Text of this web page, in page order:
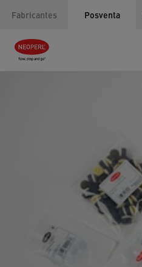
Fabricantes Posventa